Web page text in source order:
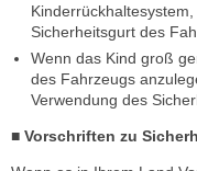
Sicherheitsgurt des
Wenn das Kind groß
des Fahrzeugs
Verwendung des
■ Vorschriften zu